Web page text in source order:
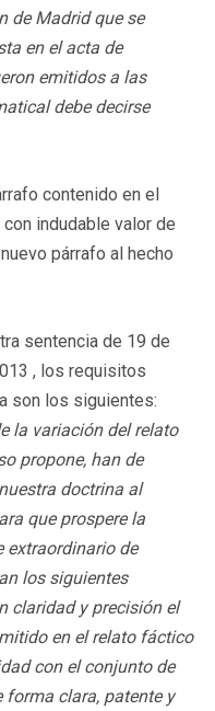
de Madrid que se
en el acta de
emitidos a las
debe decirse
contenido en el
indudable valor de
párrafo al hecho
sentencia de 19 de
, los requisitos
son los siguientes:
la variación del relato
propone, han de
doctrina al
que prospere la
extraordinario de
los siguientes
claridad y precisión el
en el relato fáctico
con el conjunto de
forma clara, patente y